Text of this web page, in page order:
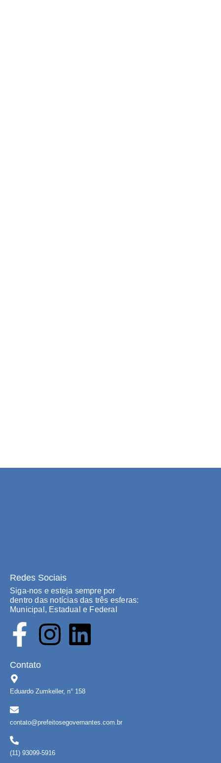
Redes Sociais
Siga-nos e esteja sempre por
dentro das notícias das três esferas:
Municipal, Estadual e Federal
Contato
Eduardo Zumkeller, n° 158
contato@prefeitosegovernantes.com.br
(11) 93099-5916